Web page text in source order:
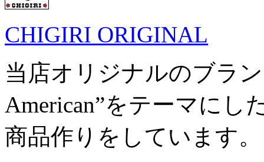
CHIGIRI ORIGINAL
当店オリジナルのブラン
American”をテーマにし
商品作りをしています。